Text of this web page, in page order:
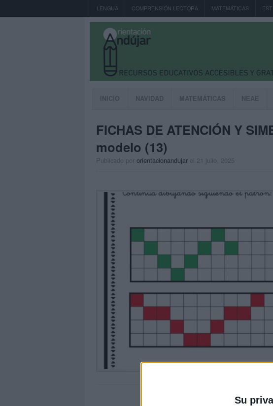
Su
LENGUA COMPRENSIÓN LECTORA MATEMÁTICAS
INICIO NAVIDAD MATEMÁTICAS NEAE
FICHAS DE ATENCIÓN Y
modelo (13)
Publicado por orientacionandujar el 21 julio, 2025